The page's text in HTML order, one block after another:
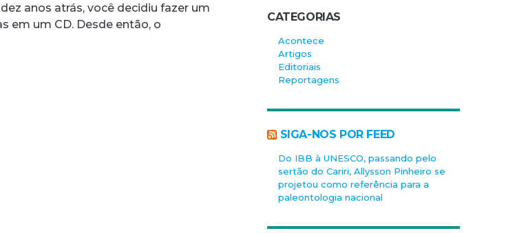
anos atrás, você decidiu fazer um
em um CD. Desde então, o
CATEGORIAS
Acontece
Artigos
Editoriais
Reportagens
SIGA-NOS POR FEED
Do IBB à UNESCO, passando pelo
sertão do Cariri, Allysson Pinheiro se
projetou como referência para a
paleontologia nacional